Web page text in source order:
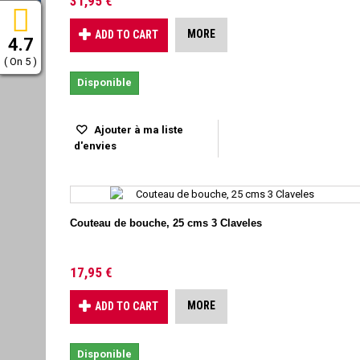
ADD TO CART MORE
Disponible
Ajouter à ma liste
d'envies
Couteau de bouche, 25 cms 3 Claveles
17,95 €
ADD TO CART MORE
Disponible
4.7
( On 5 )